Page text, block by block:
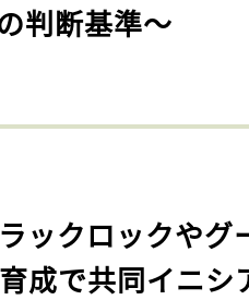
判断基準〜
ックロックやグ
成で共同イニシ